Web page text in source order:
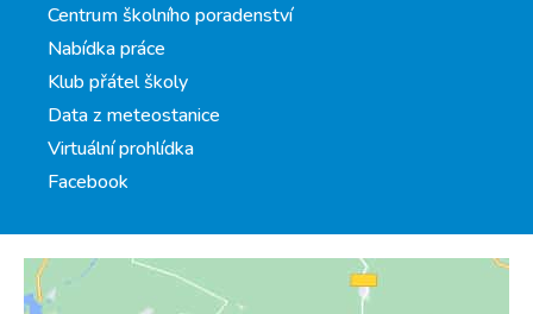
Centrum školního poradenství
Nabídka práce
Klub přátel školy
Data z meteostanice
Virtuální prohlídka
Facebook